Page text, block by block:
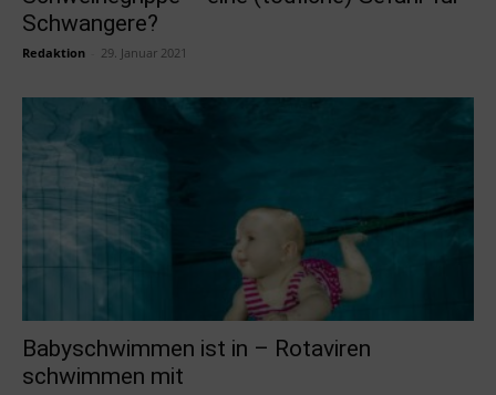
Schwangere?
Redaktion 29. Januar 2021
Babyschwimmen ist in – Rotaviren
schwimmen mit